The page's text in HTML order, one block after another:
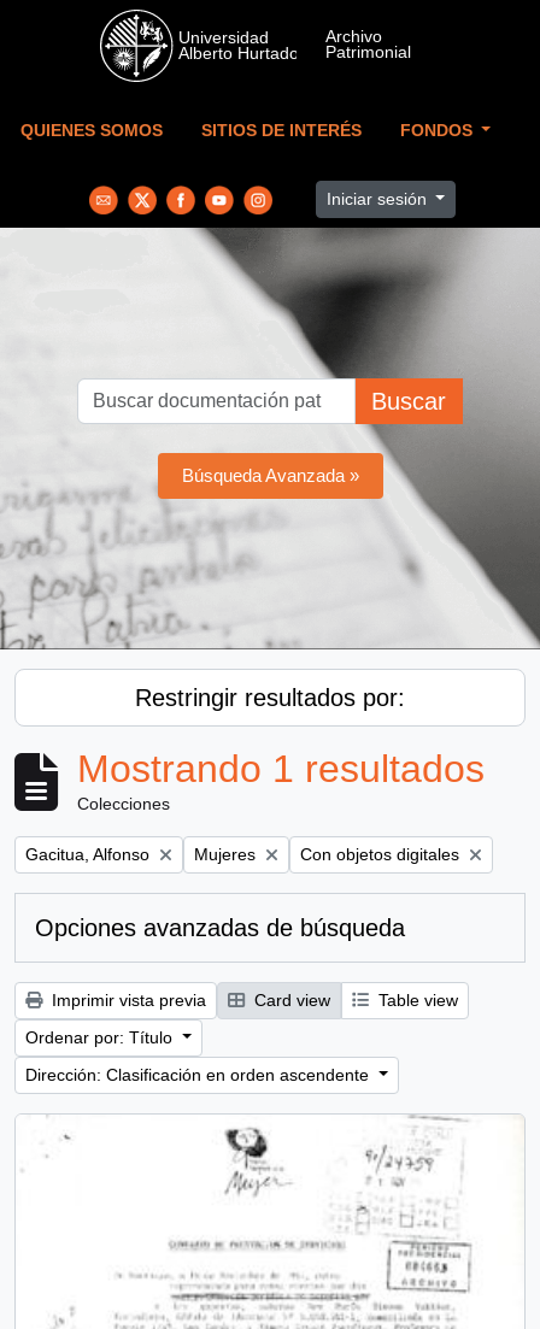
Skip to main content
QUIENES SOMOS SITIOS DE INTERÉS FONDOS
Iniciar sesión
Buscar
Búsqueda Avanzada »
Restringir resultados por:
Mostrando 1 resultados
Colecciones
Remove filter:
Gacitua, Alfonso Remove filter:
Mujeres Remove filter:
Con objetos digitales
Opciones avanzadas de búsqueda
Imprimir vista previa Card view
Table view
Ordenar por: Título
Dirección: Clasificación en orden ascendente